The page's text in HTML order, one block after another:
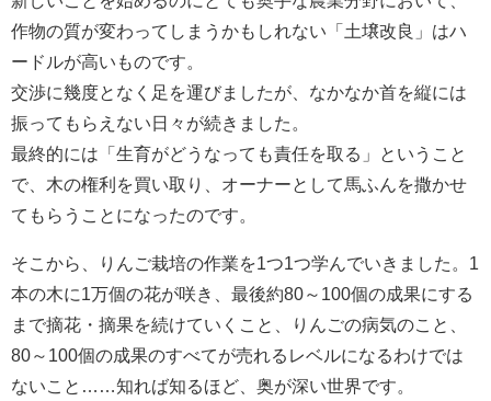
作物の質が変わってしまうかもしれない「土壌改良」はハ
ードルが高いものです。
交渉に幾度となく足を運びましたが、なかなか首を縦には
振ってもらえない日々が続きました。
最終的には「生育がどうなっても責任を取る」ということ
で、木の権利を買い取り、オーナーとして馬ふんを撒かせ
てもらうことになったのです。
そこから、りんご栽培の作業を1つ1つ学んでいきました。1
本の木に1万個の花が咲き、最後約80～100個の成果にする
まで摘花・摘果を続けていくこと、りんごの病気のこと、
80～100個の成果のすべてが売れるレベルになるわけでは
ないこと……知れば知るほど、奥が深い世界です。